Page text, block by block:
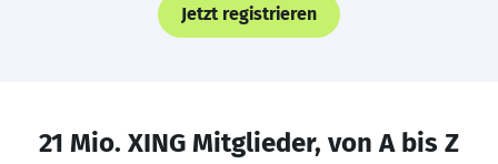
Jetzt registrieren
21 Mio. XING Mitglieder, von A bis Z